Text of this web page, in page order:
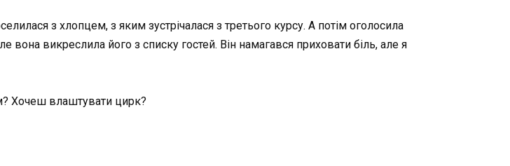
з хлопцем, з яким зустрічалася з третього курсу. А потім оголосила
викреслила його з списку гостей. Він намагався приховати біль, але я
Хочеш влаштувати цирк?